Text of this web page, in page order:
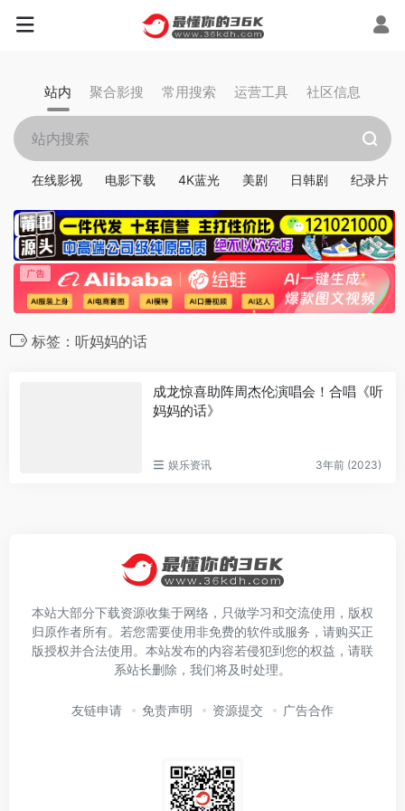
站内 聚合影搜 常用搜索 运营工具 社区信息
在线影视 电影下载 4K蓝光 美剧 日韩剧 纪录片
标签：听妈妈的话
成龙惊喜助阵周杰伦演唱会！合唱《听
妈妈的话》
娱乐资讯 3年前 (2023)
本站大部分下载资源收集于网络，只做学习和交流使用，版权
归原作者所有。若您需要使用非免费的软件或服务，请购买正
版授权并合法使用。本站发布的内容若侵犯到您的权益，请联
系站长删除，我们将及时处理。
友链申请 免责声明 资源提交 广告合作